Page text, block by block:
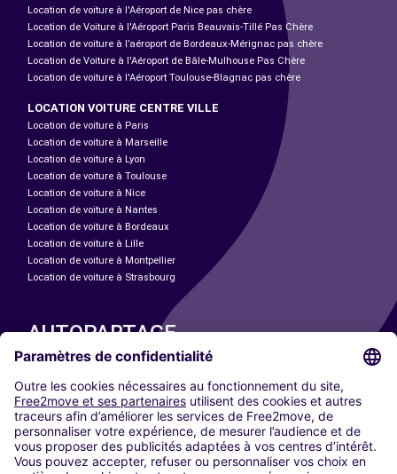
Location de voiture à l'Aéroport de Nice pas chère
Location de Voiture à l'Aéroport Paris Beauvais-Tillé Pas Chère
Location de voiture à l’aéroport de Bordeaux-Mérignac pas chère
Location de Voiture à l'Aéroport de Bâle-Mulhouse Pas Chère
Location de voiture à l'Aéroport Toulouse-Blagnac pas chère
LOCATION VOITURE CENTRE VILLE
Location de voiture à Paris
Location de voiture à Marseille
Location de voiture à Lyon
Location de voiture à Toulouse
Location de voiture à Nice
Location de voiture à Nantes
Location de voiture à Bordeaux
Location de voiture à Lille
Location de voiture à Montpellier
Location de voiture à Strasbourg
AUTOPARTAGE
Paris
Madrid
Washington DC
Milan
Rome
Turin